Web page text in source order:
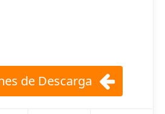
de Descarga